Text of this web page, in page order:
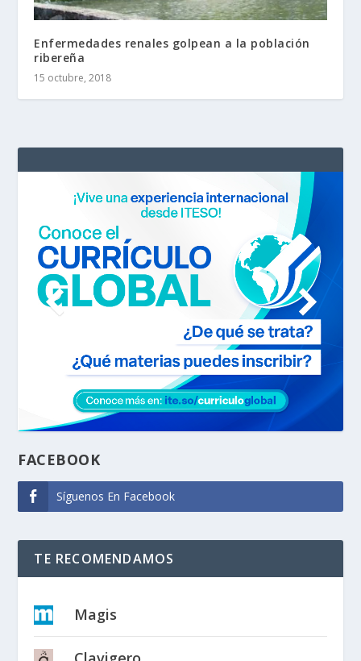
Enfermedades renales golpean a la población
ribereña
15 octubre, 2018
FACEBOOK
Síguenos En Facebook
TE RECOMENDAMOS
Magis